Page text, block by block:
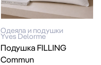
Одеяла и подушки
Yves Delorme
Подушка FILLING
Commun